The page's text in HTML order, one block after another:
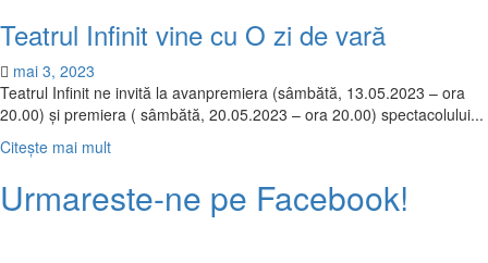
Teatrul Infinit vine cu O zi de vară
mai 3, 2023
Teatrul Infinit ne invită la avanpremiera (sâmbătă, 13.05.2023 – ora
20.00) și premiera ( sâmbătă, 20.05.2023 – ora 20.00) spectacolului...
Citește mai multCitește
multe
despre
Urmareste-ne pe Facebook!